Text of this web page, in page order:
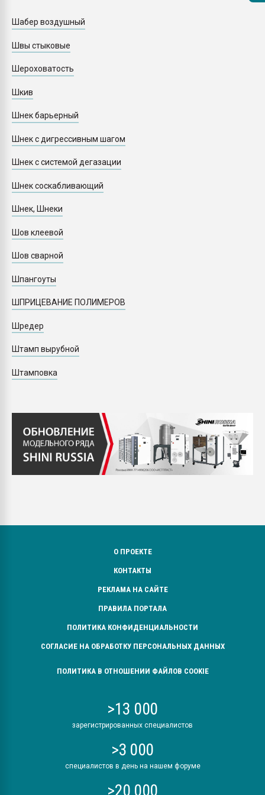
Шабер воздушный
Швы стыковые
Шероховатость
Шкив
Шнек барьерный
Шнек с дигрессивным шагом
Шнек с системой дегазации
Шнек соскабливающий
Шнек, Шнеки
Шов клеевой
Шов сварной
Шпангоуты
ШПРИЦЕВАНИЕ ПОЛИМЕРОВ
Шредер
Штамп вырубной
Штамповка
О ПРОЕКТЕ
КОНТАКТЫ
РЕКЛАМА НА САЙТЕ
ПРАВИЛА ПОРТАЛА
ПОЛИТИКА КОНФИДЕНЦИАЛЬНОСТИ
СОГЛАСИЕ НА ОБРАБОТКУ ПЕРСОНАЛЬНЫХ ДАННЫХ
ПОЛИТИКА В ОТНОШЕНИИ ФАЙЛОВ COOKIE
>13 000
зарегистрированных специалистов
>3 000
специалистов в день на нашем форуме
>20 000